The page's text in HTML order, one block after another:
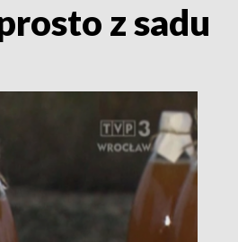
z sadu